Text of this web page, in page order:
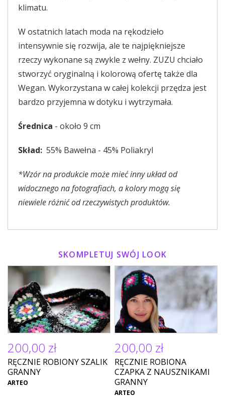
klimatu.
W ostatnich latach moda na rękodzieło
intensywnie się rozwija, ale te najpiękniejsze
rzeczy wykonane są zwykle z wełny. ZUZU chciało
stworzyć oryginalną i kolorową ofertę także dla
Wegan. Wykorzystana w całej kolekcji przędza jest
bardzo przyjemna w dotyku i wytrzymała.
Średnica - około 9 cm
Skład: 55% Bawełna - 45% Poliakryl
*Wzór na produkcie może mieć inny układ od
widocznego na fotografiach, a kolory mogą się
niewiele różnić od rzeczywistych produktów.
SKOMPLETUJ SWÓJ LOOK
200,00 zł
RĘCZNIE ROBIONY SZALIK
GRANNY
ARTEO
200,00 zł
RĘCZNIE ROBIONA
CZAPKA Z NAUSZNIKAMI
GRANNY
ARTEO